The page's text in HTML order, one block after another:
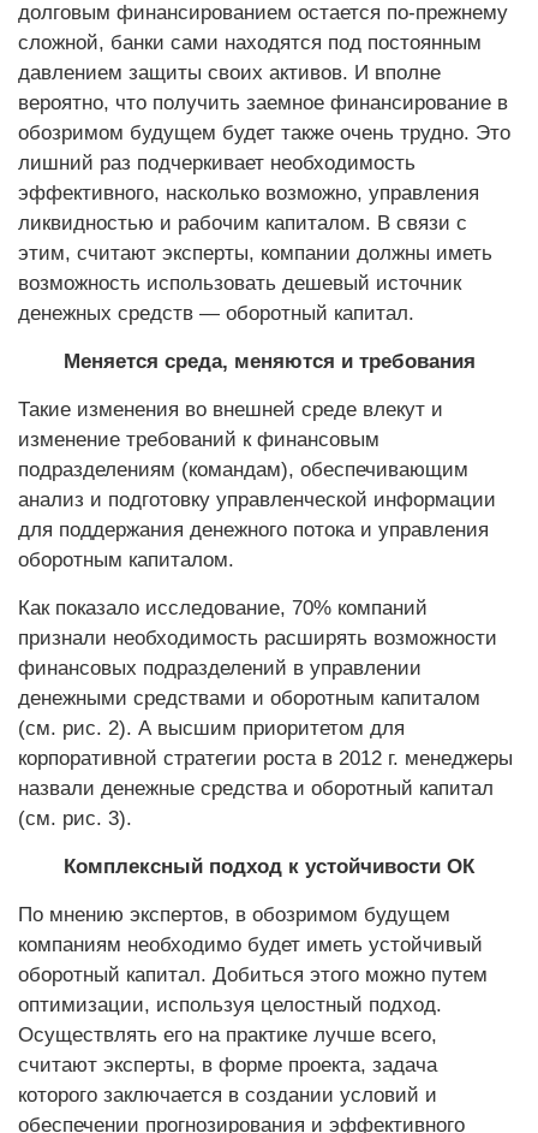
долговым финансированием остается по-прежнему
сложной, банки сами находятся под постоянным
давлением защиты своих активов. И вполне
вероятно, что получить заемное финансирование в
обозримом будущем будет также очень трудно. Это
лишний раз подчеркивает необходимость
эффективного, насколько возможно, управления
ликвидностью и рабочим капиталом. В связи с
этим, считают эксперты, компании должны иметь
возможность использовать дешевый источник
денежных средств — оборотный капитал.
Меняется среда, меняются и требования
Такие изменения во внешней среде влекут и
изменение требований к финансовым
подразделениям (командам), обеспечивающим
анализ и подготовку управленческой информации
для поддержания денежного потока и управления
оборотным капиталом.
Как показало исследование, 70% компаний
признали необходимость расширять возможности
финансовых подразделений в управлении
денежными средствами и оборотным капиталом
(см. рис. 2). А высшим приоритетом для
корпоративной стратегии роста в 2012 г. менеджеры
назвали денежные средства и оборотный капитал
(см. рис. 3).
Комплексный подход к устойчивости ОК
По мнению экспертов, в обозримом будущем
компаниям необходимо будет иметь устойчивый
оборотный капитал. Добиться этого можно путем
оптимизации, используя целостный подход.
Осуществлять его на практике лучше всего,
считают эксперты, в форме проекта, задача
которого заключается в создании условий и
обеспечении прогнозирования и эффективного